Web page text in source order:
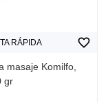
RÁPIDA
masaje Komilfo,
gr
favorite_border